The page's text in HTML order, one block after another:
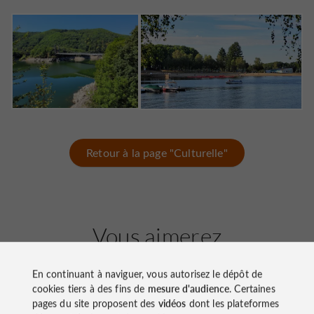
Retour à la page "Culturelle"
Vous aimerez
aussi
En continuant à naviguer, vous autorisez le dépôt de
cookies tiers à des fins de mesure d'audience. Certaines
pages du site proposent des vidéos dont les plateformes